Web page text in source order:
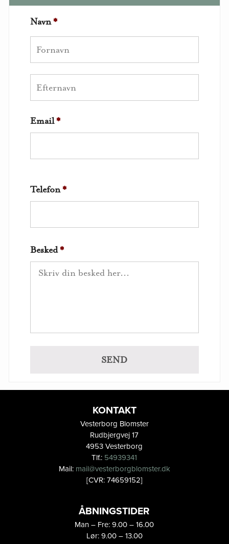
Navn*
Email*
Telefon*
Besked*
KONTAKT
Vesterborg Blomster
Rudbjergvej 17
4953 Vesterborg
Tlf.: 54939341
Mail: mail@vesterborgblomster.dk
[CVR: 74659152]
ÅBNINGSTIDER
Man – Fre: 9.00 – 16.00
Lør: 9.00 – 13.00